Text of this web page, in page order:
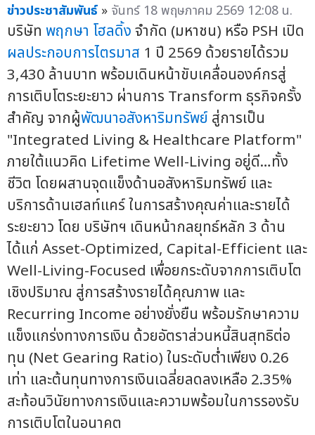
ข่าวประชาสัมพันธ์ » จันทร์ 18 พฤษภาคม 2569 12:08 น.
บริษัท พฤกษา โฮลดิ้งจำกัด (มหาชน) หรือ PSH เปิด
ผลประกอบการไตรมาส 1 ปี 2569 ด้วยรายได้รวม
3,430 ล้านบาท พร้อมเดินหน้าขับเคลื่อนองค์กรสู่
การเติบโตระยะยาว ผ่านการ Transform ธุรกิจครั้ง
สำคัญ จากผู้พัฒนาอสังหาริมทรัพย์ สู่การเป็น
"Integrated Living & Healthcare Platform"
ภายใต้แนวคิด Lifetime Well-Living อยู่ดี…ทั้ง
ชีวิต โดยผสานจุดแข็งด้านอสังหาริมทรัพย์ และ
บริการด้านเฮลท์แคร์ ในการสร้างคุณค่าและรายได้
ระยะยาว โดย บริษัทฯ เดินหน้ากลยุทธ์หลัก 3 ด้าน
ได้แก่ Asset-Optimized, Capital-Efficient และ
Well-Living-Focused เพื่อยกระดับจากการเติบโต
เชิงปริมาณ สู่การสร้างรายได้คุณภาพ และ
Recurring Income อย่างยั่งยืน พร้อมรักษาความ
แข็งแกร่งทางการเงิน ด้วยอัตราส่วนหนี้สินสุทธิต่อ
ทุน (Net Gearing Ratio) ในระดับต่ำเพียง 0.26
เท่า และต้นทุนทางการเงินเฉลี่ยลดลงเหลือ 2.35%
สะท้อนวินัยทางการเงินและความพร้อมในการรองรับ
การเติบโตในอนาคต